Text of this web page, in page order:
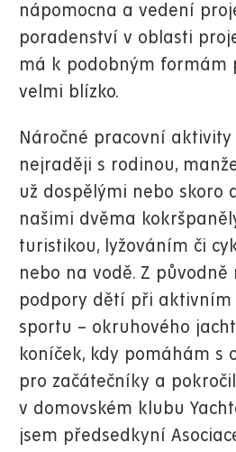
nápomocna a vedení
poradenství v oblasti
má k podobným formám
velmi blízko.
Náročné pracovní
nejraději s rodinou,
už dospělými nebo skoro
našimi dvěma
turistikou, lyžováním či
nebo na vodě. Z původně
podpory dětí při aktivním
sportu – okruhového
koníček, kdy pomáhám s
pro začátečníky a
v domovském klubu
jsem předsedkyní